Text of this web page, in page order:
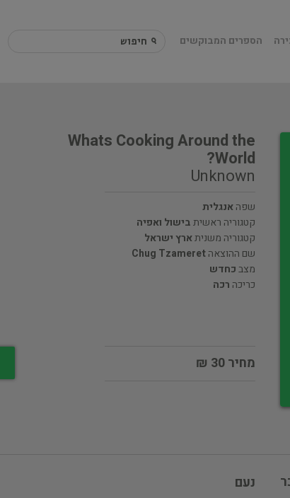
הספרים המבוקשים
Whats Cooking Around the
World?
Unknown
שפהאנגלית
קטגוריה ראשיתבישול ואפיה
קטגוריה משניתארץ ישראל
שם ההוצאהChug Tzameret
מצבכחדש
כריכה רכה
מחיר 30 ₪
נעם